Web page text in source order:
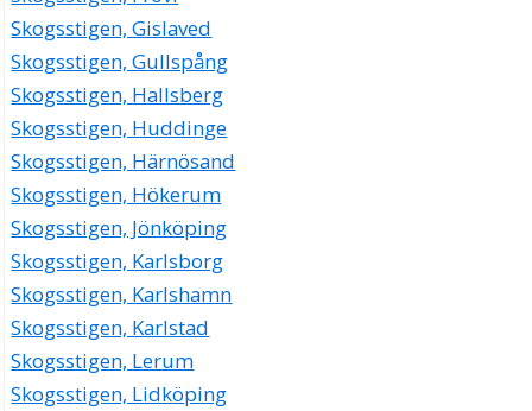
Skogsstigen, Gislaved
Skogsstigen, Gullspång
Skogsstigen, Hallsberg
Skogsstigen, Huddinge
Skogsstigen, Härnösand
Skogsstigen, Hökerum
Skogsstigen, Jönköping
Skogsstigen, Karlsborg
Skogsstigen, Karlshamn
Skogsstigen, Karlstad
Skogsstigen, Lerum
Skogsstigen, Lidköping